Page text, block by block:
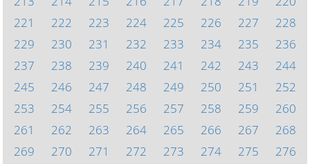
221
222 223 224 225 226 227
228
229
230 231 232 233 234 235
236
237
238 239 240 241 242 243
244
245
246 247 248 249 250 251
252
253
254 255 256 257 258 259
260
261
262 263 264 265 266 267
268
269
270 271 272 273 274 275
276